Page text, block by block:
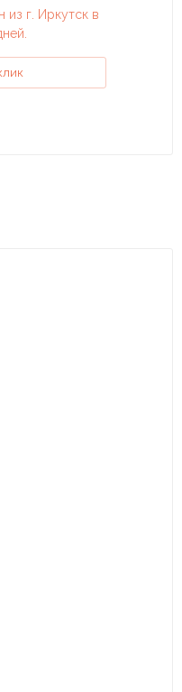
из г. Иркутск в